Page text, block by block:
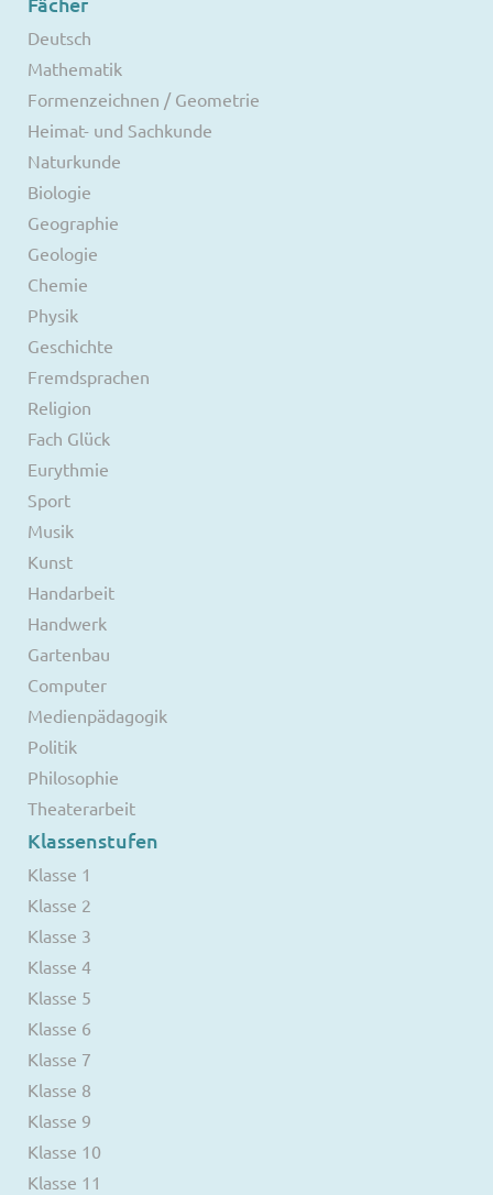
Deutsch
Mathematik
Formenzeichnen / Geometrie
Heimat- und Sachkunde
Naturkunde
Biologie
Geographie
Geologie
Chemie
Physik
Geschichte
Fremdsprachen
Religion
Fach Glück
Eurythmie
Sport
Musik
Kunst
Handarbeit
Handwerk
Gartenbau
Computer
Medienpädagogik
Politik
Philosophie
Theaterarbeit
Klassenstufen
Klasse 1
Klasse 2
Klasse 3
Klasse 4
Klasse 5
Klasse 6
Klasse 7
Klasse 8
Klasse 9
Klasse 10
Klasse 11